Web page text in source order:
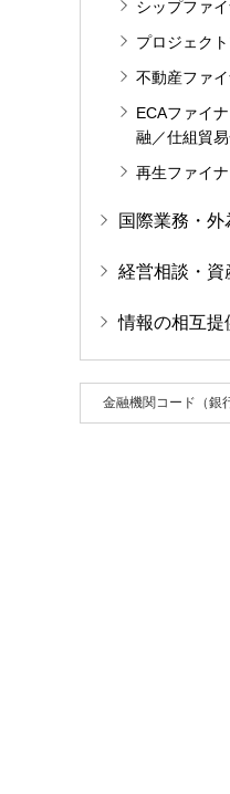
シップファ
プロジェク
不動産ファ
ECAファイ
融／仕組貿易
再生ファイ
国際業務・外
経営相談・資
情報の相互提
金融機関コード（銀